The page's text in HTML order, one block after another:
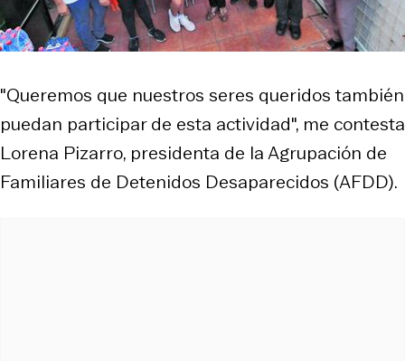
"Queremos que nuestros seres queridos también
puedan participar de esta actividad", me contesta
Lorena Pizarro, presidenta de la Agrupación de
Familiares de Detenidos Desaparecidos (AFDD).